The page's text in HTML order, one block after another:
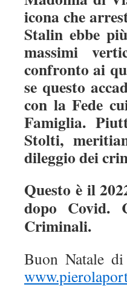
icona che
Stalin ebbe
massimi
confronto ai
se questo
con la Fede
Famiglia.
Stolti,
dileggio dei
Questo è il
dopo Covid.
Criminali.
Buon Natale